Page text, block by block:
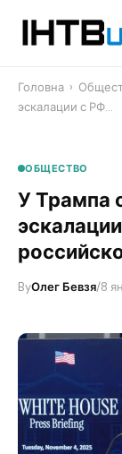
Головна ›
эскалации с РФ…
ОБЩЕСТВО
У Трампа
ByОлег Бевзя/8